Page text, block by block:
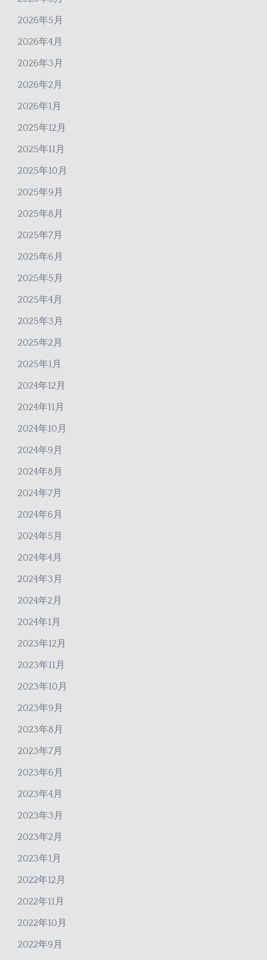
2026年5月
2026年4月
2026年3月
2026年2月
2026年1月
2025年12月
2025年11月
2025年10月
2025年9月
2025年8月
2025年7月
2025年6月
2025年5月
2025年4月
2025年3月
2025年2月
2025年1月
2024年12月
2024年11月
2024年10月
2024年9月
2024年8月
2024年7月
2024年6月
2024年5月
2024年4月
2024年3月
2024年2月
2024年1月
2023年12月
2023年11月
2023年10月
2023年9月
2023年8月
2023年7月
2023年6月
2023年4月
2023年3月
2023年2月
2023年1月
2022年12月
2022年11月
2022年10月
2022年9月